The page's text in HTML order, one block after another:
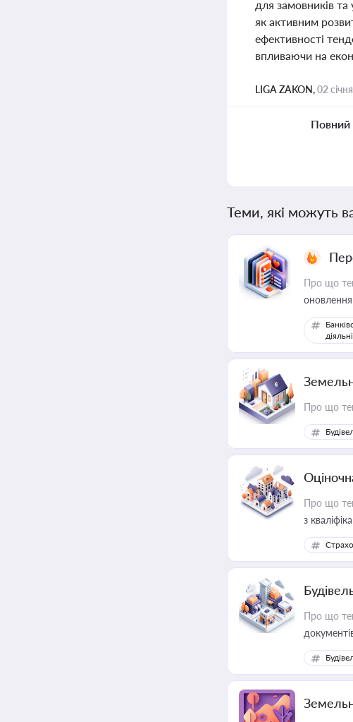
для замовників та
як активним
ефективності
впливаючи на
LIGA ZAKON,02
Повний
Теми, які можуть
Про що
Про що
Про що
з
медійних
Про що